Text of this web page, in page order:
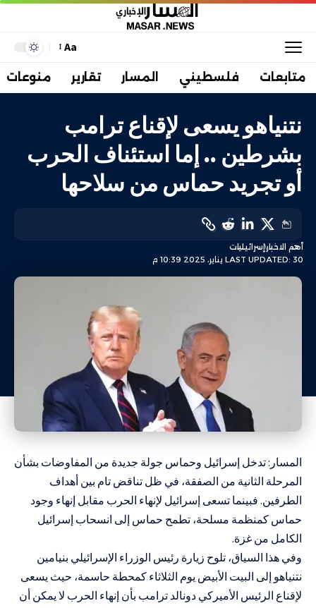
Aa
متابعات فلسطيني المسار تقارير منوعات
نتنياهو يسعى لإقناع ترامب
بشرطين .. إما استئناف الحرب
أو تجريد حماس من سلاحها
LAST UPDATED: 30 يناير، 2025 10:39 م
أهم الاخبارإسرائيليات
المسار: تدخل إسرائيل وحماس جولة جديدة من المفاوضات بشأن
المرحلة الثانية من الصفقة، في ظل تناقض تام بين أهداف
الطرفين. فبينما تسعى إسرائيل لإنهاء الحرب مقابل إنهاء وجود
حماس كمنظمة مسلحة، تطمح حماس إلى انسحاب إسرائيل
الكامل من غزة.
وفي هذا السياق، تلوح زيارة رئيس الوزراء الإسرائيلي بنيامين
نتنياهو إلى البيت الأبيض يوم الثلاثاء كمحطة حاسمة، حيث يسعى
لإقناع الرئيس الأميركي دونالد ترامب بأن إنهاء الحرب لا يمكن أن